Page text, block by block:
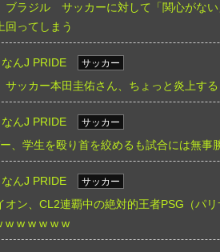
ブラジル サッカーに対して「関心がな
回ってしまう
なんJ PRIDE
サッカー
サッカー本田圭佑さん、ちょっと炎上す
なんJ PRIDE
サッカー
、学生を殴り首を絞めるも試合には無事
なんJ PRIDE
サッカー
オン、CL2連覇中の絶対的王者PSG（パ
w w w w w w